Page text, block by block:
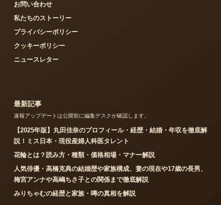
お問い合わせ
私たちのストーリー
プライバシーポリシー
クッキーポリシー
ニュースレター
最新記事
速報アップデートは公開前に編集デスクが確認します。
【2025年版】丸田佳奈のプロフィール・経歴・結婚・年収を徹底解
説！ミス日本・現役産婦人科医タレント
花輪とは？読み方・種類・価格相場・マナー解説
人気俳優・高橋克典の結婚歴や家族構成、妻の現在や17歳の長男、
梅宮アンナや高嶋ちさ子との関係まで徹底解説
みりちゃむの経歴と家族・噂の真相を解説